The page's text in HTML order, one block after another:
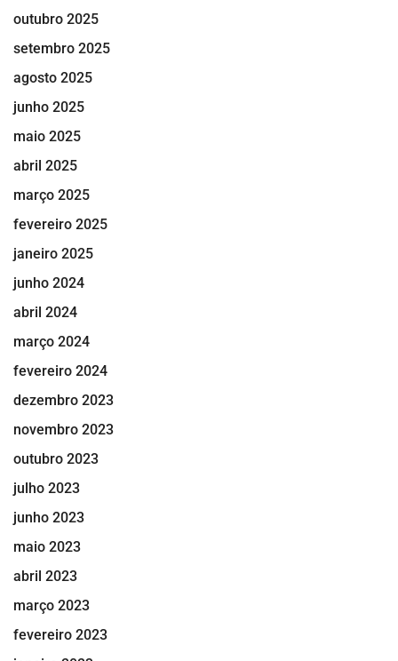
outubro 2025
setembro 2025
agosto 2025
junho 2025
maio 2025
abril 2025
março 2025
fevereiro 2025
janeiro 2025
junho 2024
abril 2024
março 2024
fevereiro 2024
dezembro 2023
novembro 2023
outubro 2023
julho 2023
junho 2023
maio 2023
abril 2023
março 2023
fevereiro 2023